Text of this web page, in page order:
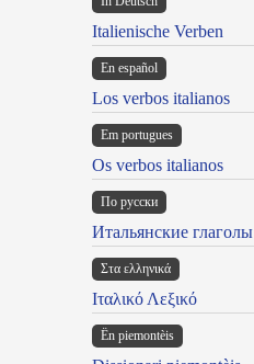
Italienische Verben
En español
Los verbos italianos
Em portugues
Os verbos italianos
По русски
Итальянские глаголы
Στα ελληνικά
Ιταλικό Λεξικό
Ën piemontèis